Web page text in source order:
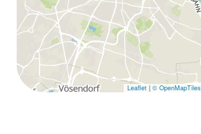
Leaflet | © OpenMapTiles